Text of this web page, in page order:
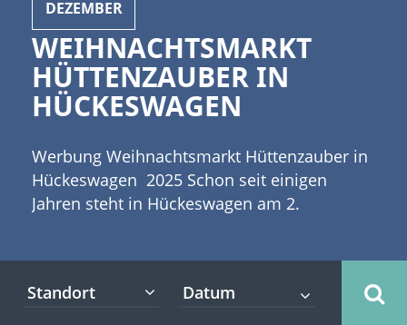
DEZEMBER
WEIHNACHTSMARKT
HÜTTENZAUBER IN
HÜCKESWAGEN
Werbung Weihnachtsmarkt Hüttenzauber in
Hückeswagen 2025 Schon seit einigen
Jahren steht in Hückeswagen am 2.
Kilometer von Köln entfernt. [caption
Standort